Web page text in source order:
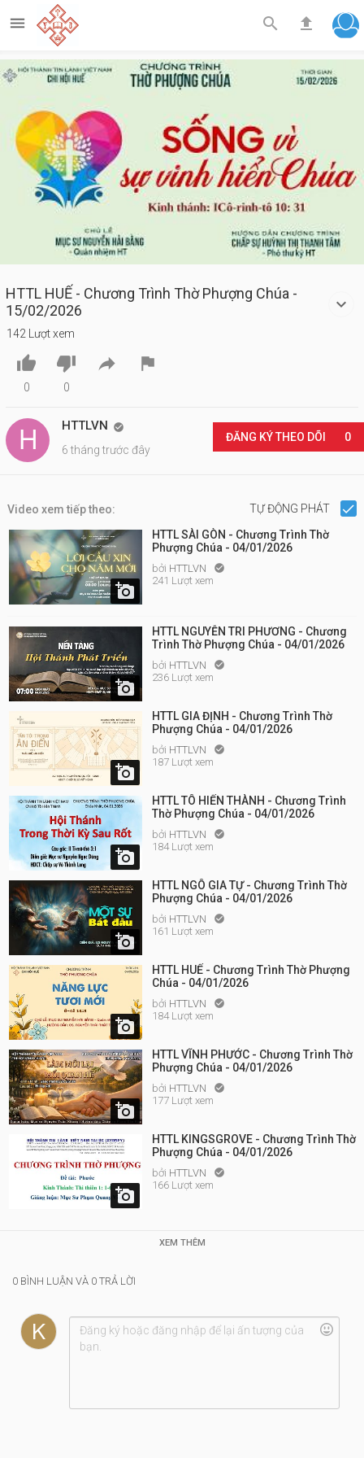
  
Play
Video
HTTL HUẾ - Chương Trình Thờ Phượng Chúa -
15/02/2026
142 Lượt xem

0

0
 
HTTLVN 
6 tháng trước đây
ĐĂNG KÝ THEO DÕI 0
Video xem tiếp theo: TỰ ĐỘNG PHÁT

HTTL SÀI GÒN - Chương Trình Thờ
Phượng Chúa - 04/01/2026
bởi HTTLVN 
241 Lượt xem

HTTL NGUYỄN TRI PHƯƠNG - Chương
Trình Thờ Phượng Chúa - 04/01/2026
bởi HTTLVN 
236 Lượt xem

HTTL GIA ĐỊNH - Chương Trình Thờ
Phượng Chúa - 04/01/2026
bởi HTTLVN 
187 Lượt xem

HTTL TÔ HIẾN THÀNH - Chương Trình
Thờ Phượng Chúa - 04/01/2026
bởi HTTLVN 
184 Lượt xem

HTTL NGÔ GIA TỰ - Chương Trình Thờ
Phượng Chúa - 04/01/2026
bởi HTTLVN 
161 Lượt xem

HTTL HUẾ - Chương Trình Thờ Phượng
Chúa - 04/01/2026
bởi HTTLVN 
184 Lượt xem

HTTL VĨNH PHƯỚC - Chương Trình Thờ
Phượng Chúa - 04/01/2026
bởi HTTLVN 
177 Lượt xem

HTTL KINGSGROVE - Chương Trình Thờ
Phượng Chúa - 04/01/2026
bởi HTTLVN 
166 Lượt xem
XEM THÊM
0 BÌNH LUẬN VÀ 0 TRẢ LỜI